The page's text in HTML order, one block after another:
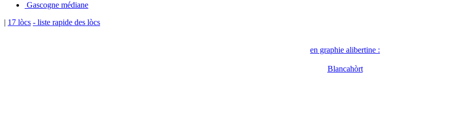
Gascogne médiane
| 17 lòcs - liste rapide des lòcs
en graphie alibertine :
Blancahòrt